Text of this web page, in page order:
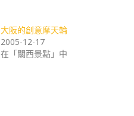
大阪的創意摩天輪
2005-12-17
在「關西景點」中